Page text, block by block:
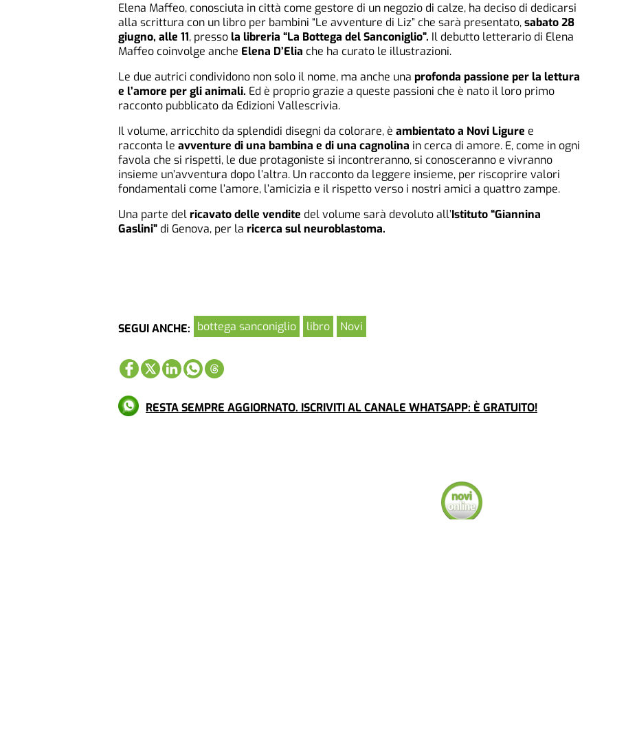
Elena Maffeo, conosciuta in città come gestore di un negozio di calze, ha deciso di dedicarsi
alla scrittura con un libro per bambini “Le avventure di Liz” che sarà presentato,sabato 28
giugno, alle 11, pressola libreria “La Bottega del Sanconiglio”. Il debutto letterario di Elena
Maffeo coinvolge anche Elena D’Elia che ha curato le illustrazioni.
Le due autrici condividono non solo il nome, ma anche una profonda passione per la lettura
e l’amore per gli animali. Ed è proprio grazie a queste passioni che è nato il loro primo
racconto pubblicato da Edizioni Vallescrivia.
Il volume, arricchito da splendidi disegni da colorare, è ambientato a Novi Ligure e
racconta le avventure di una bambina e di una cagnolina in cerca di amore. E, come in ogni
favola che si rispetti, le due protagoniste si incontreranno, si conosceranno e vivranno
insieme un’avventura dopo l’altra. Un racconto da leggere insieme, per riscoprire valori
fondamentali come l’amore, l’amicizia e il rispetto verso i nostri amici a quattro zampe.
Una parte delricavato delle vendite del volume sarà devoluto all’Istituto “Giannina
Gaslini” di Genova, per la ricerca sul neuroblastoma.
SEGUI ANCHE: bottega sanconiglio libro Novi
RESTA SEMPRE AGGIORNATO. ISCRIVITI AL CANALE WHATSAPP: È GRATUITO!